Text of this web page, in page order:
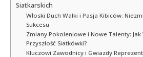
Siatkarskich
Włoski Duch Walki i Pasja Kibiców:
Sukcesu
Zmiany Pokoleniowe i Nowe Talenty: Jak
Przyszłość Siatkówki?
Kluczowi Zawodnicy i Gwiazdy